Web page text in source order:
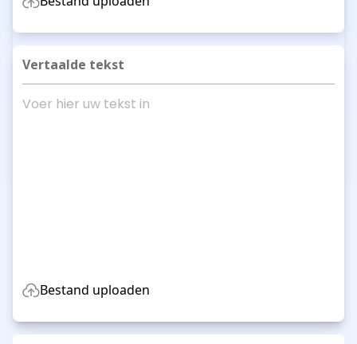
Vertaalde tekst
Bestand uploaden